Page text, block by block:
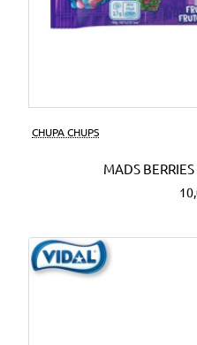
CHUPA CHUPS
MADS